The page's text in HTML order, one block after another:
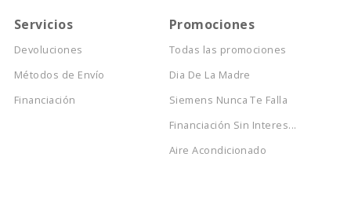
Servicios
Devoluciones
Métodos de Envío
Financiación
Promociones
Todas las promociones
Dia De La Madre
Siemens Nunca Te Falla
Financiación Sin Interes...
Aire Acondicionado